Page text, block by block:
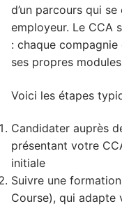
d’un parcours qui
employeur. Le CCA
: chaque
ses propres
Voici les étapes
Candidater auprès
présentant votre
initiale
Suivre une
Course), qui adapte